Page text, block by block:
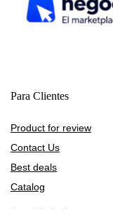
Para Clientes
Product for review
Contact Us
Best deals
Catalog